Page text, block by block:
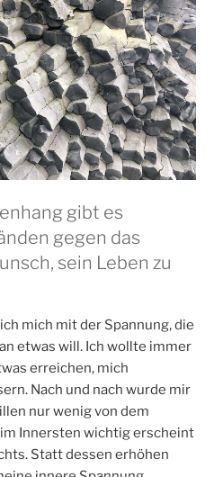
gibt es
gegen das
sein Leben zu
mich mit der Spannung, die
etwas will. Ich wollte immer
erreichen, mich
Nach und nach wurde mir
nur wenig von dem
Innersten wichtig erscheint
Statt dessen erhöhen